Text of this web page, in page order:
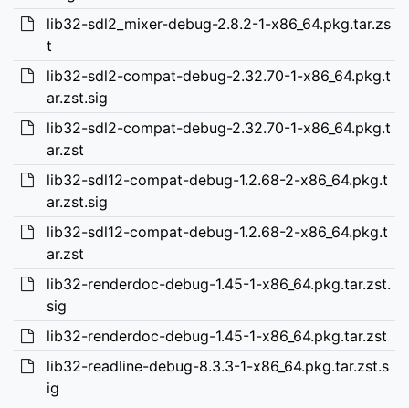
lib32-sdl2_mixer-debug-2.8.2-1-x86_64.pkg.tar.zs
t
lib32-sdl2-compat-debug-2.32.70-1-x86_64.pkg.t
ar.zst.sig
lib32-sdl2-compat-debug-2.32.70-1-x86_64.pkg.t
ar.zst
lib32-sdl12-compat-debug-1.2.68-2-x86_64.pkg.t
ar.zst.sig
lib32-sdl12-compat-debug-1.2.68-2-x86_64.pkg.t
ar.zst
lib32-renderdoc-debug-1.45-1-x86_64.pkg.tar.zst.
sig
lib32-renderdoc-debug-1.45-1-x86_64.pkg.tar.zst
lib32-readline-debug-8.3.3-1-x86_64.pkg.tar.zst.s
ig